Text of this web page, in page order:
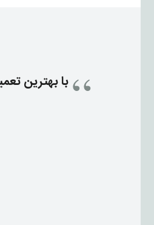
با بهترین